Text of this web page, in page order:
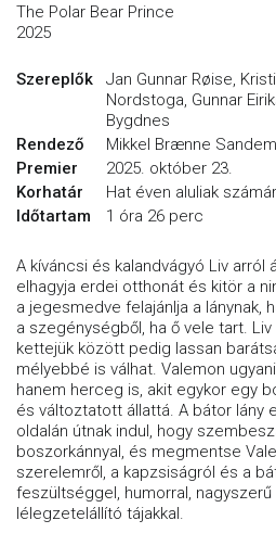
The Polar Bear Prince
2025
Szereplők
Jan Gunnar Røise,
Nordstoga, Gunnar
Bygdnes
Rendező
Mikkel Brænne
Premier
2025. október 23.
Korhatár
Hat éven aluliak
Időtartam
1 óra 26 perc
A kíváncsi és kalandvágyó Liv arról
elhagyja erdei otthonát és kitör a
a jegesmedve felajánlja a lánynak,
a szegénységből, ha ő vele tart.
kettejük között pedig lassan
mélyebbé is válhat. Valemon
hanem herceg is, akit egykor egy
és változtatott állattá. A bátor lány
oldalán útnak indul, hogy
boszorkánnyal, és megmentse
szerelemről, a kapzsiságról és a
feszültséggel, humorral,
lélegzetelállító tájakkal.